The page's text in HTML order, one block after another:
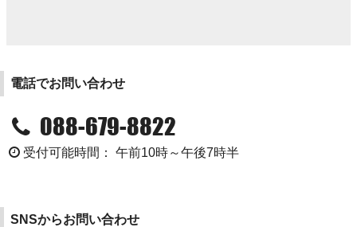
電話でお問い合わせ
088-679-8822
受付可能時間： 午前10時～午後7時半
SNSからお問い合わせ